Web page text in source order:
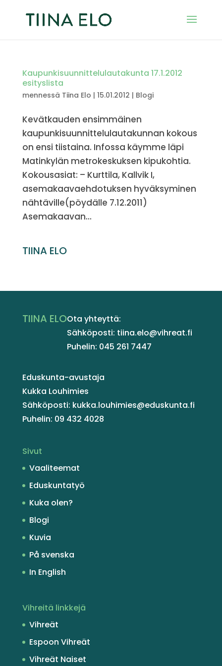
Kaupunkisuunnittelulautakunta 17.1.2012
esityslista
mennessä Tiina Elo | 15.01.2012 | Blogi
Kevätkauden ensimmäinen
kaupunkisuunnittelulautakunnan kokous
on ensi tiistaina. Infossa käymme läpi
Matinkylän metrokeskuksen kipukohtia.
Kokousasiat: – Kurttila, Kallvik I,
asemakaavaehdotuksen hyväksyminen
nähtäville(pöydälle 7.12.2011)
Asemakaavan...
TIINA ELO
TIINA ELOOta yhteyttä:
Sähköposti: tiina.elo@vihreat.fi
Puhelin: 045 261 7447
Eduskunta-avustaja
Kukka Louhimies
Sähköposti: kukka.louhimies@eduskunta.fi
Puhelin: 09 432 4028
Sivut
Vaaliteemat
Eduskuntatyö
Kuka olen?
Blogi
Kuvia
På svenska
In English
Vihreitä linkkejä
Vihreät
Espoon Vihreät
Vihreät Naiset